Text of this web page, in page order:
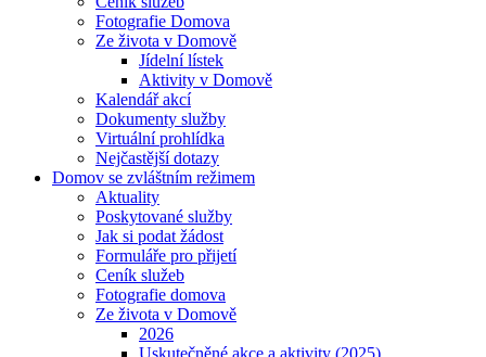
Fotografie Domova
Ze života v Domově
Jídelní lístek
Aktivity v Domově
Kalendář akcí
Dokumenty služby
Virtuální prohlídka
Nejčastější dotazy
Domov se zvláštním režimem
Aktuality
Poskytované služby
Jak si podat žádost
Formuláře pro přijetí
Ceník služeb
Fotografie domova
Ze života v Domově
2026
Uskutečněné akce a aktivity (2025)